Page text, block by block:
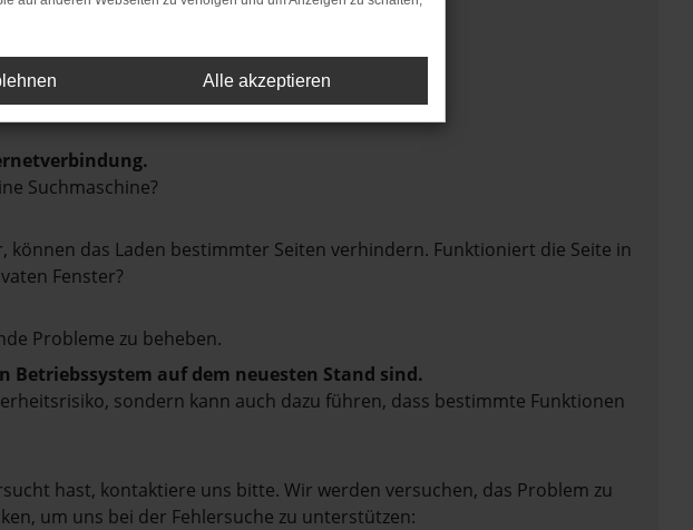
Suchmaschine?
können das Laden bestimmter Seiten verhindern. Funktioniert die Seite in
Fenster?
Probleme zu beheben.
Betriebssystem auf dem neuesten Stand sind.
sondern kann auch dazu führen, dass bestimmte Funktionen
hast, kontaktiere uns bitte. Wir werden versuchen, das Problem zu
um uns bei der Fehlersuche zu unterstützen:
Alle akzeptieren